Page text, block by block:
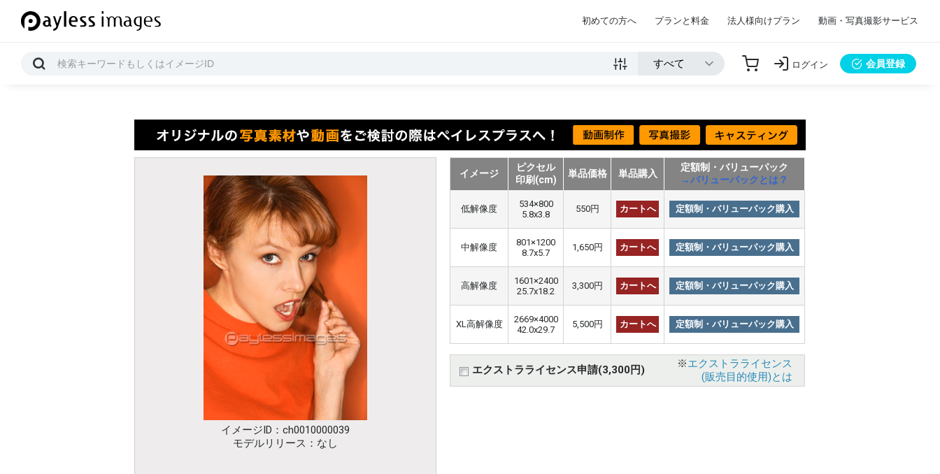
初めての方へ プランと料金 法人様向けプラン 動画・写真撮影サービス
ログイン 会員登録
イメージID：ch0010000039
モデルリリース：なし
イメージ
ピクセル
印刷(cm)
単品価格 単品購入
定額制・バリューパック
→バリューパックとは？
低解像度
534×800
5.8x3.8
550円 カートへ 定額制・バリューパック購入
中解像度
801×1200
8.7x5.7
1,650円 カートへ 定額制・バリューパック購入
高解像度
1601×2400
25.7x18.2
3,300円 カートへ 定額制・バリューパック購入
XL高解像度
2669×4000
42.0x29.7
5,500円 カートへ 定額制・バリューパック購入
エクストラライセンス申請(3,300円) ※エクストラライセンス
(販売目的使用)とは